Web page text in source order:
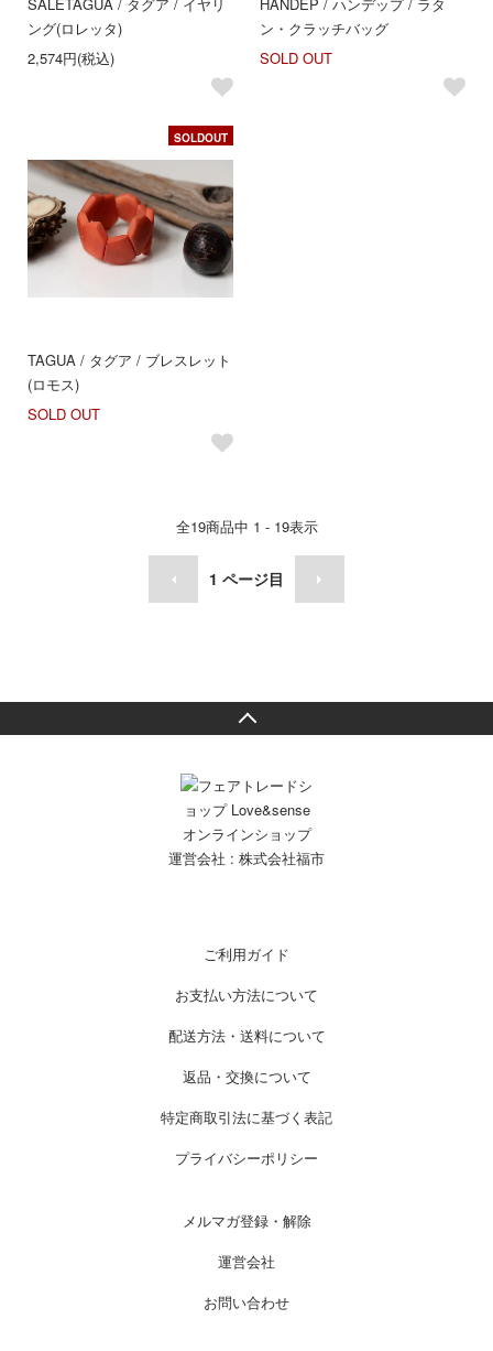
ング(ロレッタ)
2,574円(税込)
ン・クラッチバッグ
SOLD OUT
SOLDOUT
TAGUA / タグア / ブレスレット
(ロモス)
SOLD OUT
全19商品中 1 - 19表示
1 ページ目
運営会社 : 株式会社福市
ご利用ガイド
お支払い方法について
配送方法・送料について
返品・交換について
特定商取引法に基づく表記
プライバシーポリシー
メルマガ登録・解除
運営会社
お問い合わせ